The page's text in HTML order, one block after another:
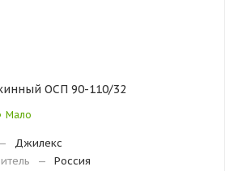
ОСП 90-110/32
Мало
—
Джилекс
—
Россия